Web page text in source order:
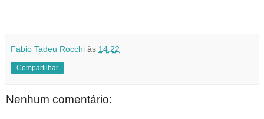
Fabio Tadeu Rocchi às 14:22
Compartilhar
Nenhum comentário: